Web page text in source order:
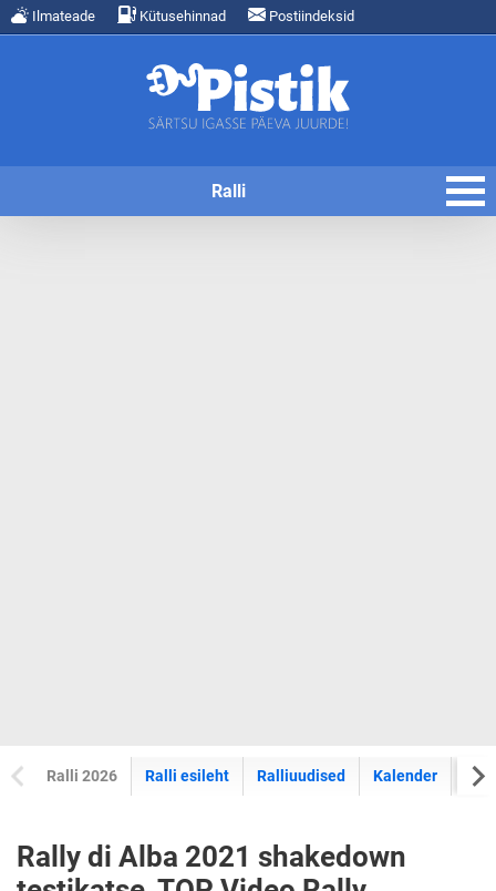
Ilmateade Kütusehinnad Postiindeksid
Ralli
Ralli 2026 Ralli esileht Ralliuudised Kalender
Rally di Alba 2021 shakedown